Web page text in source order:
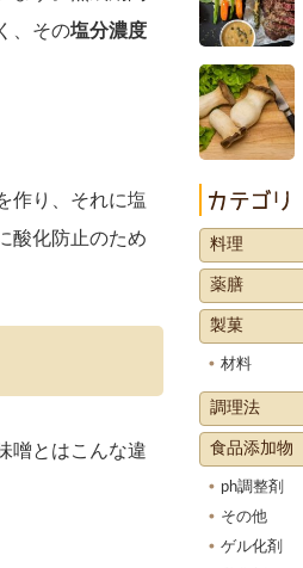
、その塩分濃度
作り、それに塩
酸化防止のため
噌とはこんな違
料理
薬膳
製菓
材料
調理法
食品添加物
ph調整剤
その他
ゲル化剤